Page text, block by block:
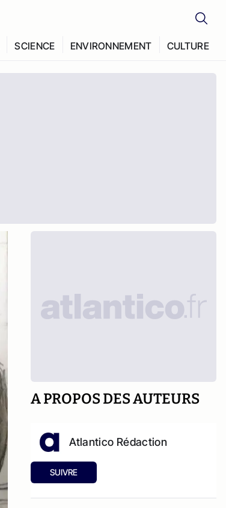
SCIENCE ENVIRONNEMENT CULTURE
A PROPOS DES AUTEURS
Atlantico Rédaction
SUIVRE